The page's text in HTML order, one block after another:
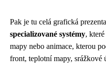
Pak je tu celá grafická
specializované systémy,
mapy nebo animace, kterou
front, teplotní mapy, srážkové